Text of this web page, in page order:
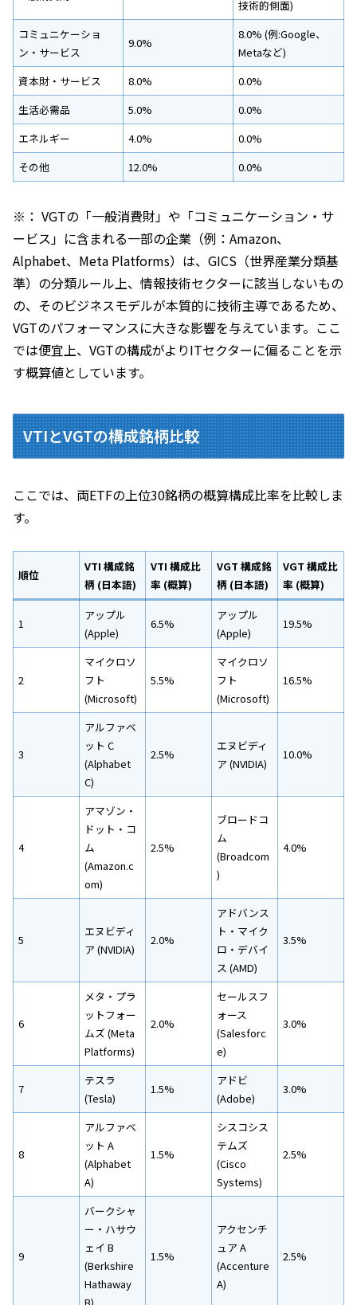
技術的側面)
コミュニケーショ
ン・サービス
9.0%
8.0% (例:Google、
Metaなど)
資本財・サービス
8.0%
0.0%
生活必需品
5.0%
0.0%
エネルギー
4.0%
0.0%
その他
12.0% 0.0%
※： VGTの「一般消費財」や「コミュニケーション・サ
ービス」に含まれる一部の企業（例：Amazon、
Alphabet、Meta Platforms）は、GICS（世界産業分類基
準）の分類ルール上、情報技術セクターに該当しないもの
の、そのビジネスモデルが本質的に技術主導であるため、
VGTのパフォーマンスに大きな影響を与えています。ここ
では便宜上、VGTの構成がよりITセクターに偏ることを示
す概算値としています。
VTIとVGTの構成銘柄比較
ここでは、両ETFの上位30銘柄の概算構成比率を比較しま
す。
順位
VTI 構成銘
柄 (日本語)
VTI 構成比
率 (概算)
VGT 構成銘
柄 (日本語)
VGT 構成比
率 (概算)
1
アップル
(Apple)
6.5%
アップル
(Apple)
19.5%
2
マイクロソ
フト
(Microsoft)
5.5%
マイクロソ
フト
(Microsoft)
16.5%
3
アルファベ
ット C
(Alphabet
C)
2.5%
エヌビディ
ア (NVIDIA)
10.0%
4
アマゾン・
ドット・コ
ム
(Amazon.c
om)
2.5%
ブロードコ
ム
(Broadcom
)
4.0%
5
エヌビディ
ア (NVIDIA)
2.0%
アドバンス
ト・マイク
ロ・デバイ
ス (AMD)
3.5%
6
メタ・プラ
ットフォー
ムズ (Meta
Platforms)
2.0%
セールスフ
ォース
(Salesforc
e)
3.0%
7
テスラ
(Tesla)
1.5%
アドビ
(Adobe)
3.0%
8
アルファベ
ット A
(Alphabet
A)
1.5%
シスコシス
テムズ
(Cisco
Systems)
2.5%
9
バークシャ
ー・ハサウ
ェイ B
(Berkshire
Hathaway
1.5%
アクセンチ
ュア A
(Accenture
A)
2.5%